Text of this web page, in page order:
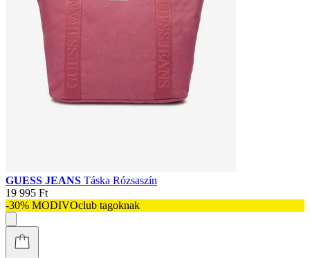
GUESS JEANS Táska Rózsaszín
19 995 Ft
-30% MODIVOclub tagoknak